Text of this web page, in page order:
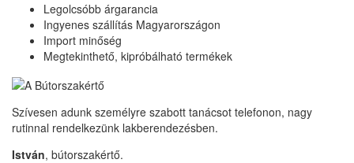
Legolcsóbb árgarancia
Ingyenes szállítás Magyarországon
Import minőség
Megtekinthető, kipróbálható termékek
Szívesen adunk személyre szabott tanácsot telefonon, nagy
rutinnal rendelkezünk lakberendezésben.
István, bútorszakértő.